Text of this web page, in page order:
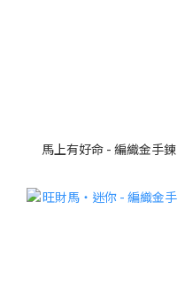
馬上有好命 - 編織金手鍊